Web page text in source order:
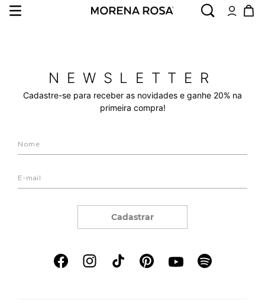
NEWSLETTER
Cadastre-se para receber as novidades e ganhe 20% na
primeira compra!
Cadastrar